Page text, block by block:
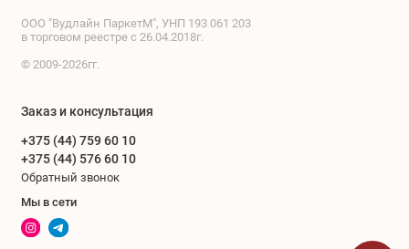
ООО "Вудлайн ПаркетМ", УНП 193 061 203
в торговом реестре с 26.04.2018г.
© 2009-2026гг.
Заказ и консультация
+375 (44) 759 60 10
+375 (44) 576 60 10
Обратный звонок
Мы в сети